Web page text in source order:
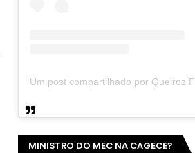
MINISTRO DO MEC NA CAGECE?